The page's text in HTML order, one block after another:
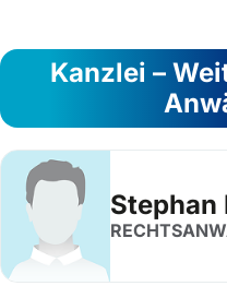
Kanzlei –
Stephan